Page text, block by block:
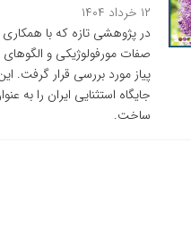
۱۲ خرداد ۱۴۰۴
در پژوهشی تازه که با همکاری
پیاز مورد بررسی قرار گرفت.
جایگاه استثنایی ایران را
ساخت.